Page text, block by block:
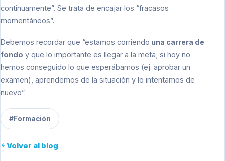
continuamente”. Se trata de encajar los “fracasos
momentáneos”.
Debemos recordar que “estamos corriendo una carrera de
fondo y que lo importante es llegar a la meta; si hoy no
hemos conseguido lo que esperábamos (ej. aprobar un
examen), aprendemos de la situación y lo intentamos de
nuevo”.
#Formación
Volver al blog